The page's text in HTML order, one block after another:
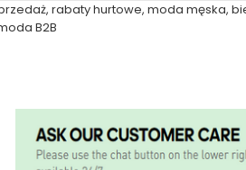
, rabaty hurtowe, moda męska,
B2B